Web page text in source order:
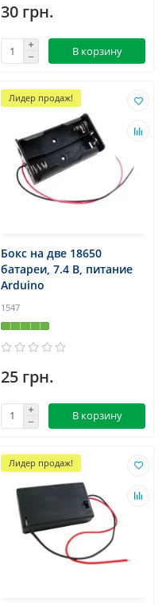
30 грн.
В корзину
Лидер продаж!
Бокс на две 18650
батареи, 7.4 В, питание
Arduino
1547
25 грн.
В корзину
Лидер продаж!